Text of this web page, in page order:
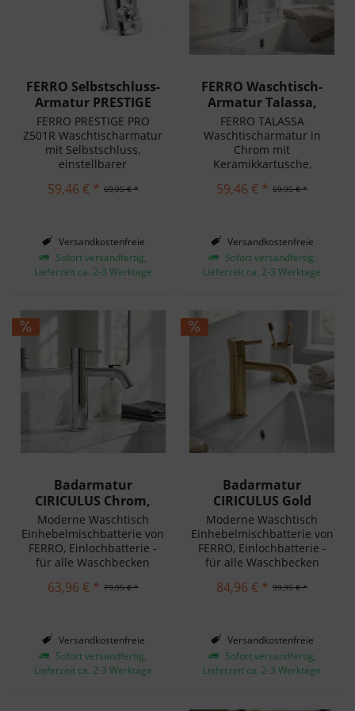
FERRO Selbstschluss-
Armatur PRESTIGE
PRO, inkl....
FERRO PRESTIGE PRO
Z501R Waschtischarmatur
mit Selbstschluss,
einstellbarer
Temperatur. Robust,
69,95 € *
59,46 € *
Versandkostenfreie
Lieferung in Deutschland!
Sofort versandfertig,
Lieferzeit ca. 2-3 Werktage
FERRO Waschtisch-
Armatur Talassa,
chrom
FERRO TALASSA
Waschtischarmatur in
Chrom mit
Keramikkartusche,
hochwertigem Perlator.
69,95 € *
59,46 € *
Versandkostenfreie
Lieferung in Deutschland!
Sofort versandfertig,
Lieferzeit ca. 2-3 Werktage
Badarmatur
CIRICULUS Chrom,
Einhebelmischer...
Moderne Waschtisch
Einhebelmischbatterie von
FERRO, Einlochbatterie -
für alle Waschbecken
Montage.79,95 € *
63,96 € *
Versandkostenfreie
Lieferung in Deutschland!
Sofort versandfertig,
Lieferzeit ca. 2-3 Werktage
Badarmatur
CIRICULUS Gold
Brushed,...
Moderne Waschtisch
Einhebelmischbatterie von
FERRO, Einlochbatterie -
für alle Waschbecken
Montage.99,95 € *
84,96 € *
Versandkostenfreie
Lieferung in Deutschland!
Sofort versandfertig,
Lieferzeit ca. 2-3 Werktage